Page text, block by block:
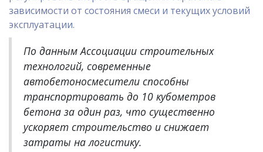
зависимости от состояния смеси и текущих условий
эксплуатации.
По данным Ассоциации строительных
технологий, современные
автобетоносмесители способны
транспортировать до 10 кубометров
бетона за один раз, что существенно
ускоряет строительство и снижает
затраты на логистику.